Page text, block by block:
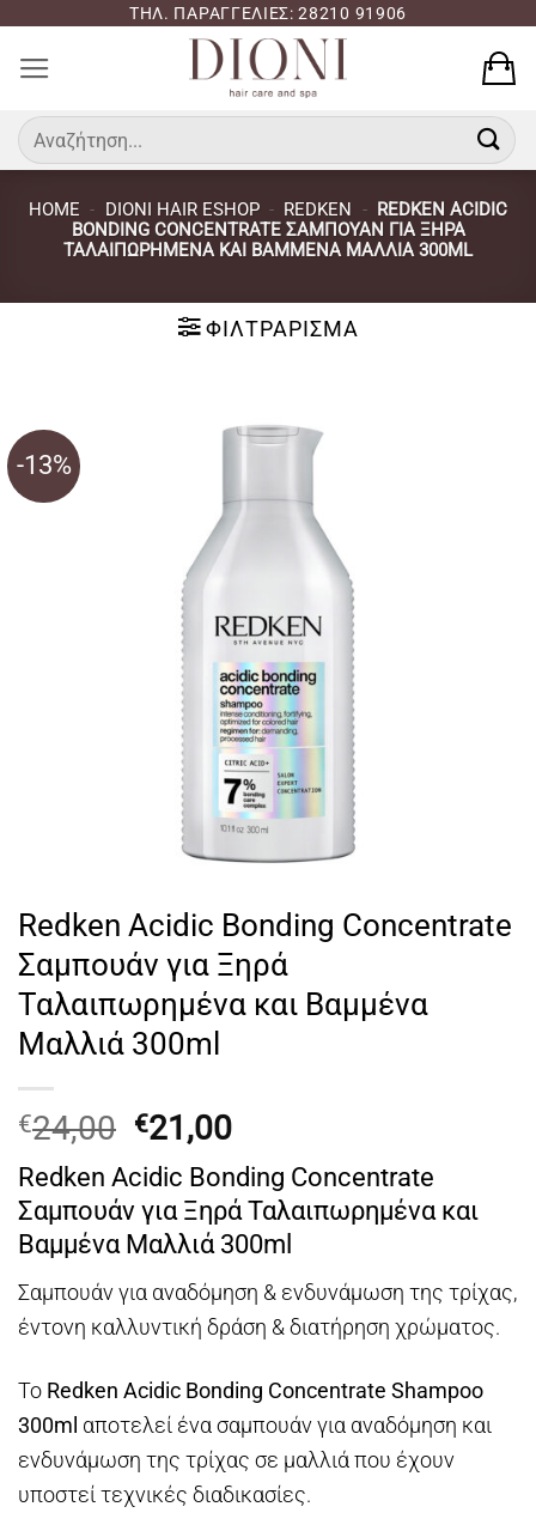
περιεχόμενο
ΤΗΛ. ΠΑΡΑΓΓΕΛΙΕΣ: 28210 91906
Αναζήτηση
για:
HOME - DIONI HAIR ESHOP - REDKEN - REDKEN ACIDIC
BONDING CONCENTRATE ΣΑΜΠΟΥΆΝ ΓΙΑ ΞΗΡΆ
ΤΑΛΑΙΠΩΡΗΜΈΝΑ ΚΑΙ ΒΑΜΜΈΝΑ ΜΑΛΛΙΆ 300ML
ΦΙΛΤΡΆΡΙΣΜΑ
-13%
Redken Acidic Bonding Concentrate
Σαμπουάν για Ξηρά
Ταλαιπωρημένα και Βαμμένα
Μαλλιά 300ml
€24,00 Original
price
was:
€24,00.
€21,00Η
τρέχουσα
τιμή
είναι:
€21,00.
Redken Acidic Bonding Concentrate
Σαμπουάν για Ξηρά Ταλαιπωρημένα και
Βαμμένα Μαλλιά 300ml
Σαμπουάν για αναδόμηση & ενδυνάμωση της τρίχας,
έντονη καλλυντική δράση & διατήρηση χρώματος.
Το Redken Acidic Bonding Concentrate Shampoo
300ml αποτελεί ένα σαμπουάν για αναδόμηση και
ενδυνάμωση της τρίχας σε μαλλιά που έχουν
υποστεί τεχνικές διαδικασίες.